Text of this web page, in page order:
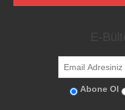
Abone Ol